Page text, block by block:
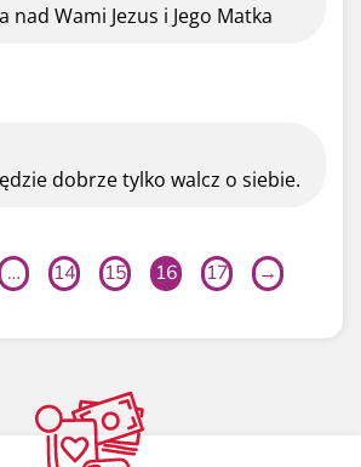
dobrze tylko walcz o siebie.
nad Wami Jezus i Jego Matka
… 14 15 16 17 →